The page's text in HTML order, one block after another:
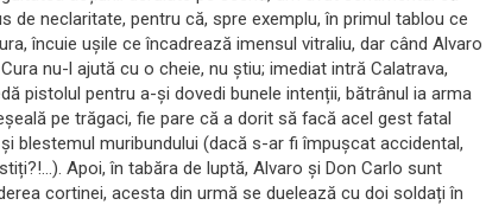
neclaritate, pentru că, spre exemplu, în primul tablou ce
încuie ușile ce încadrează imensul vitraliu, dar când Alvaro
nu-l ajută cu o cheie, nu știu; imediat intră Calatrava,
pistolul pentru a-și dovedi bunele intenții, bătrânul ia arma
pe trăgaci, fie pare că a dorit să facă acel gest fatal
blestemul muribundului (dacă s-ar fi împușcat accidental,
Apoi, în tabăra de luptă, Alvaro și Don Carlo sunt
cortinei, acesta din urmă se duelează cu doi soldați în